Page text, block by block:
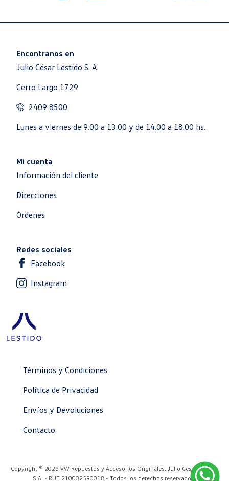
Encontranos en
Julio César Lestido S. A.
Cerro Largo 1729
2409 8500
Lunes a viernes de 9.00 a 13.00 y de 14.00 a 18.00 hs.
Mi cuenta
Información del cliente
Direcciones
Órdenes
Redes sociales
Facebook
Instagram
Términos y Condiciones
Política de Privacidad
Envíos y Devoluciones
Contacto
Copyright ® 2026 VW Repuestos y Accesorios Originales. Julio César Lestido
S.A. - RUT 210002590018 - Todos los derechos reservados.